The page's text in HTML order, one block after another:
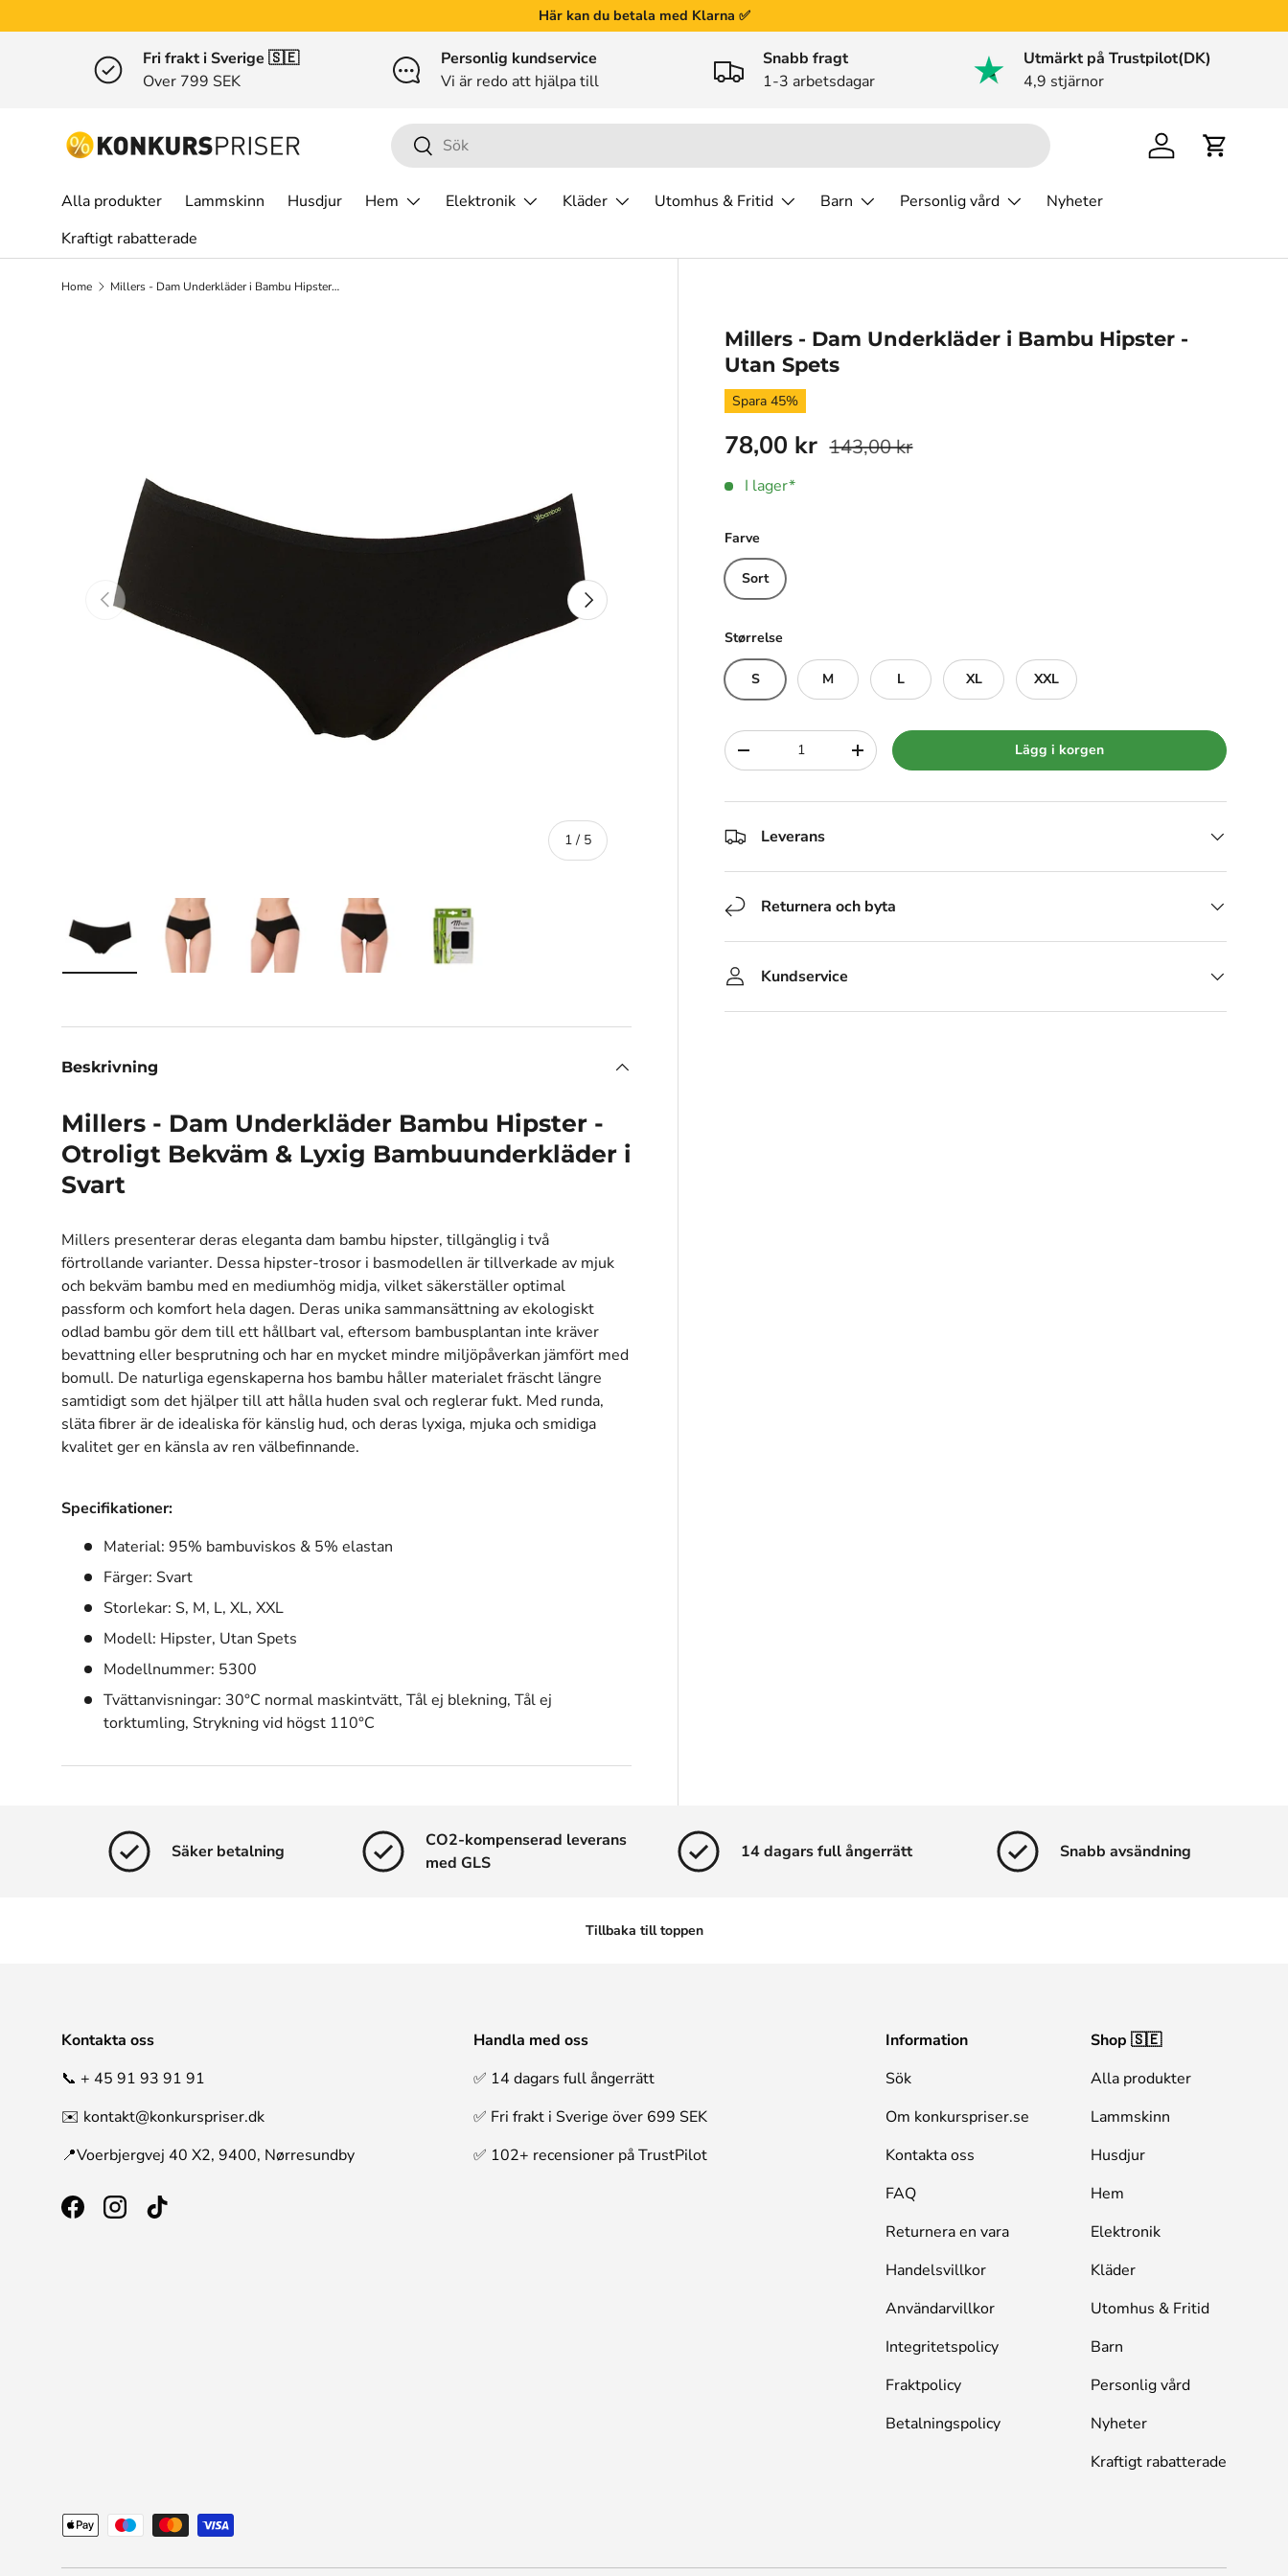
Gå till innehållet
Här kan du betala med Klarna ✅
Fri frakt i Sverige 🇸🇪
Over 799 SEK
Personlig kundservice
Vi är redo att hjälpa till
Snabb fragt
1-3 arbetsdagar
Utmärkt på Trustpilot(DK)
4,9 stjärnor
Sök
Sök Logga inVarukorg
Alla produkter Lammskinn Husdjur Hem Elektronik Kläder Utomhus & Fritid Barn Personlig vård
Nyheter
Kraftigt rabatterade
Home Millers - Dam Underkläder i Bambu Hipster - Utan Spets
Tidigare
1 / av
5
Nästa
Millers - Dam Underkläder i Bambu Hipster -
Utan Spets
Spara 45%
78,00 kr 143,00 kr
I lager*
Farve
Sort
Størrelse
S M L XL XXL
Siffra
-
+ Lägg i korgen
Leverans
Returnera och byta
Kundservice
Beskrivning
Millers - Dam Underkläder Bambu Hipster -
Otroligt Bekväm & Lyxig Bambuunderkläder i
Svart
Millers presenterar deras eleganta dam bambu hipster, tillgänglig i två
förtrollande varianter. Dessa hipster-trosor i basmodellen är tillverkade av mjuk
och bekväm bambu med en mediumhög midja, vilket säkerställer optimal
passform och komfort hela dagen. Deras unika sammansättning av ekologiskt
odlad bambu gör dem till ett hållbart val, eftersom bambusplantan inte kräver
bevattning eller besprutning och har en mycket mindre miljöpåverkan jämfört med
bomull. De naturliga egenskaperna hos bambu håller materialet fräscht längre
samtidigt som det hjälper till att hålla huden sval och reglerar fukt. Med runda,
släta fibrer är de idealiska för känslig hud, och deras lyxiga, mjuka och smidiga
kvalitet ger en känsla av ren välbefinnande.
Specifikationer:
Material: 95% bambuviskos & 5% elastan
Färger: Svart
Storlekar: S, M, L, XL, XXL
Modell: Hipster, Utan Spets
Modellnummer: 5300
Tvättanvisningar: 30°C normal maskintvätt, Tål ej blekning, Tål ej
torktumling, Strykning vid högst 110°C
Säker betalning
CO2-kompenserad leverans
med GLS
14 dagars full ångerrätt Snabb avsändning
Tillbaka till toppen
Kontakta oss
📞 + 45 91 93 91 91
✉️ kontakt@konkurspriser.dk
📍Voerbjergvej 40 X2, 9400, Nørresundby
FacebookInstagramTikTok
Handla med oss
✅ 14 dagars full ångerrätt
✅ Fri frakt i Sverige över 699 SEK
✅ 102+ recensioner på TrustPilot
Information
Sök
Om konkurspriser.se
Kontakta oss
FAQ
Returnera en vara
Handelsvillkor
Användarvillkor
Integritetspolicy
Fraktpolicy
Betalningspolicy
Shop 🇸🇪
Alla produkter
Lammskinn
Husdjur
Hem
Elektronik
Kläder
Utomhus & Fritid
Barn
Personlig vård
Nyheter
Kraftigt rabatterade
Betalningsmetoder